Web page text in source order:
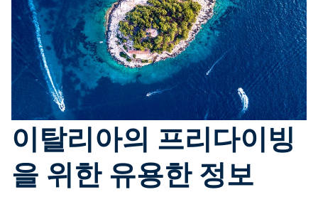
이탈리아의 프리다이빙
을 위한 유용한 정보